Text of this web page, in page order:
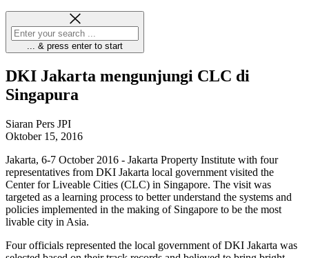
... & press enter to start
DKI Jakarta mengunjungi CLC di
Singapura
Siaran Pers JPI
Oktober 15, 2016
Jakarta, 6-7 October 2016 - Jakarta Property Institute with four
representatives from DKI Jakarta local government visited the
Center for Liveable Cities (CLC) in Singapore. The visit was
targeted as a learning process to better understand the systems and
policies implemented in the making of Singapore to be the most
livable city in Asia.
Four officials represented the local government of DKI Jakarta was